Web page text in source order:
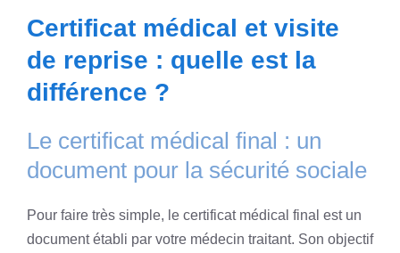
Certificat médical et visite
de reprise : quelle est la
différence ?
Le certificat médical final : un
document pour la sécurité sociale
Pour faire très simple, le certificat médical final est un
document établi par votre médecin traitant. Son objectif